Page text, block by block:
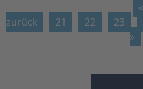
«
zurück
21 22 23
»